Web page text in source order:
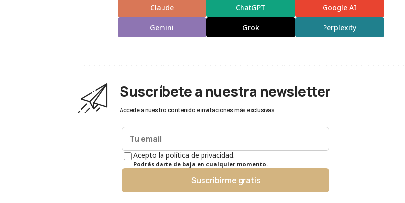
Claude ChatGPT Google AI
Gemini Grok Perplexity
Suscríbete a nuestra newsletter
Accede a nuestro contenido e invitaciones más exclusivas.
Acepto la política de privacidad.
Podrás darte de baja en cualquier momento.
Suscribirme gratis